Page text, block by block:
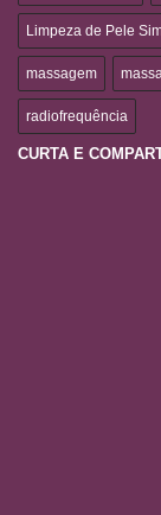
Limpeza de Pele
massagem
radiofrequência
CURTA E